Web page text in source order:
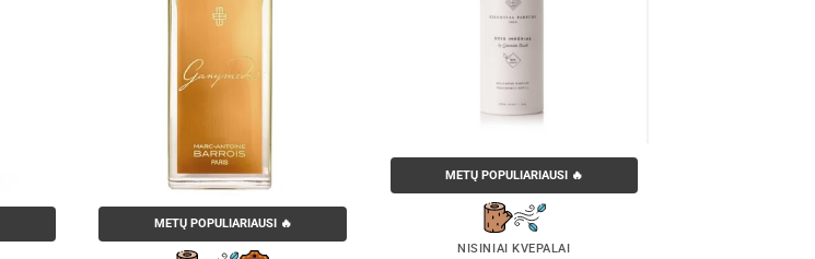
METŲ POPULIARIAUSI 🔥
METŲ POPULIARIAUSI 🔥
NIŠINIAI KVEPALAI